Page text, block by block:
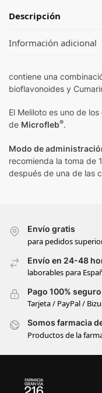
Descripción
Información adicional
contiene una
bioflavonoides y
El Meliloto es uno de
de Microfleb®.
Modo de
recomienda la toma de
después de una de las
Envío gratis
para pedidos
Envío en 24-48
laborables para
Pago 100% seguro
Tarjeta / PayPal /
Somos farmacia
Productos de la